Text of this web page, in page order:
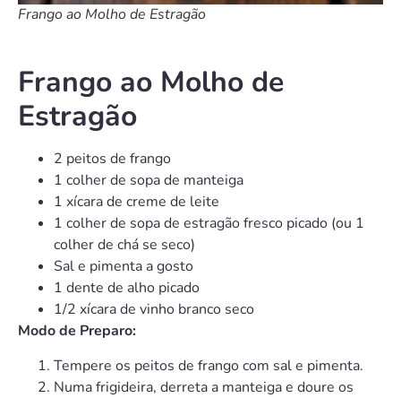
Frango ao Molho de Estragão
Frango ao Molho de
Estragão
2 peitos de frango
1 colher de sopa de manteiga
1 xícara de creme de leite
1 colher de sopa de estragão fresco picado (ou 1
colher de chá se seco)
Sal e pimenta a gosto
1 dente de alho picado
1/2 xícara de vinho branco seco
Modo de Preparo:
Tempere os peitos de frango com sal e pimenta.
Numa frigideira, derreta a manteiga e doure os